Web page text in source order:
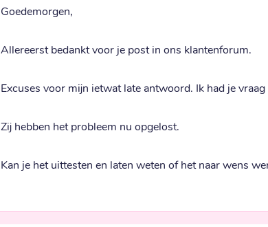
Goedemorgen,
Allereerst bedankt voor je post in ons klantenforum.
Excuses voor mijn ietwat late antwoord. Ik had je
Zij hebben het probleem nu opgelost.
Kan je het uittesten en laten weten of het naar wens